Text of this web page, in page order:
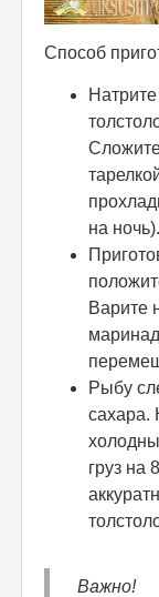
Способ
на ночь).
Варите
маринад
Рыбу
сахара.
груз на